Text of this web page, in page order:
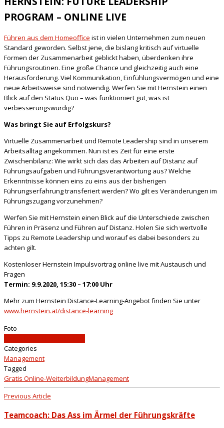
PROGRAM – ONLINE LIVE
Führen aus dem Homeoffice ist in vielen Unternehmen zum neuen
Standard geworden. Selbst jene, die bislang kritisch auf virtuelle
Formen der Zusammenarbeit geblickt haben, überdenken ihre
Führungsroutinen. Eine große Chance und gleichzeitig auch eine
Herausforderung. Viel Kommunikation, Einfühlungsvermögen und eine
neue Arbeitsweise sind notwendig. Werfen Sie mit Hernstein einen
Blick auf den Status Quo – was funktioniert gut, was ist
verbesserungswürdig?
Was bringt Sie auf Erfolgskurs?
Virtuelle Zusammenarbeit und Remote Leadership sind in unserem
Arbeitsalltag angekommen. Nun ist es Zeit für eine erste
Zwischenbilanz: Wie wirkt sich das das Arbeiten auf Distanz auf
Führungsaufgaben und Führungsverantwortung aus? Welche
Erkenntnisse können eins zu eins aus der bisherigen
Führungserfahrung transferiert werden? Wo gilt es Veränderungen im
Führungszugang vorzunehmen?
Werfen Sie mit Hernstein einen Blick auf die Unterschiede zwischen
Führen in Präsenz und Führen auf Distanz. Holen Sie sich wertvolle
Tipps zu Remote Leadership und worauf es dabei besonders zu
achten gilt.
Kostenloser Hernstein Impulsvortrag online live mit Austausch und
Fragen
Termin: 9.9.2020, 15:30 – 17:00 Uhr
Mehr zum Hernstein Distance-Learning-Angebot finden Sie unter
www.hernstein.at/distance-learning
Foto
Categories
Management
Tagged
Gratis Online-WeiterbildungManagement
Previous Article
Teamcoach: Das Ass im Ärmel der Führungskräfte